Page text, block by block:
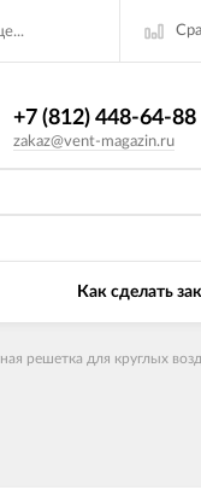
+7 (812) 448-64-88
zakaz@vent-magazin.ru
Как сделать
решетка для круглых